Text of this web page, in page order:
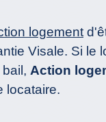
logement
Visale. Si le
Action
locataire.